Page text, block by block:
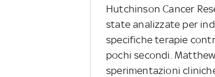
Hutchinson Cancer
state analizzate per
specifiche terapie
pochi secondi.
sperimentazioni